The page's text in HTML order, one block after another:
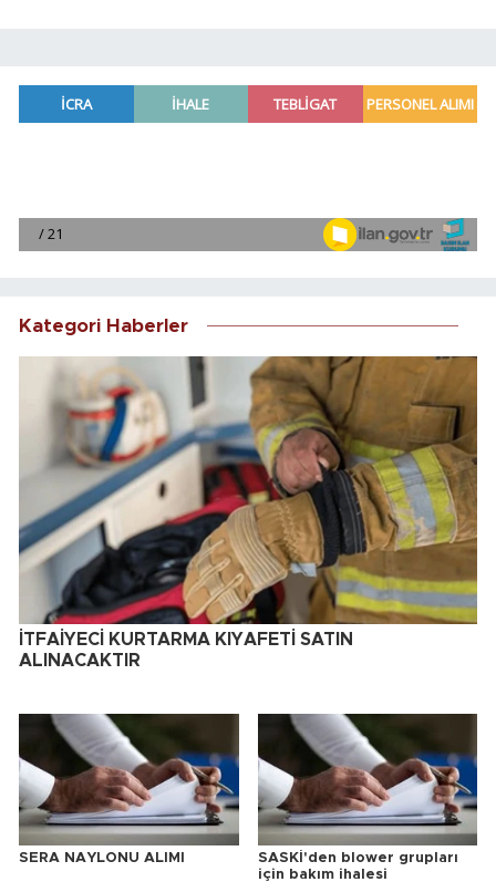
Kategori Haberler
İTFAİYECİ KURTARMA KIYAFETİ SATIN
ALINACAKTIR
SERA NAYLONU ALIMI
SASKİ'den blower grupları
için bakım ihalesi